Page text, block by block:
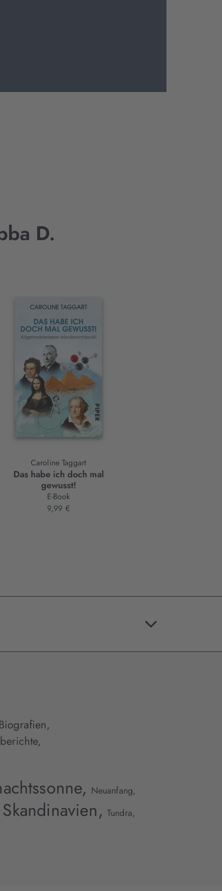
D.
Caroline Taggart
Das habe ich doch mal
gewusst!
E-Book
9,99 €
,
,
Neuanfang,
Skandinavien, Tundra,